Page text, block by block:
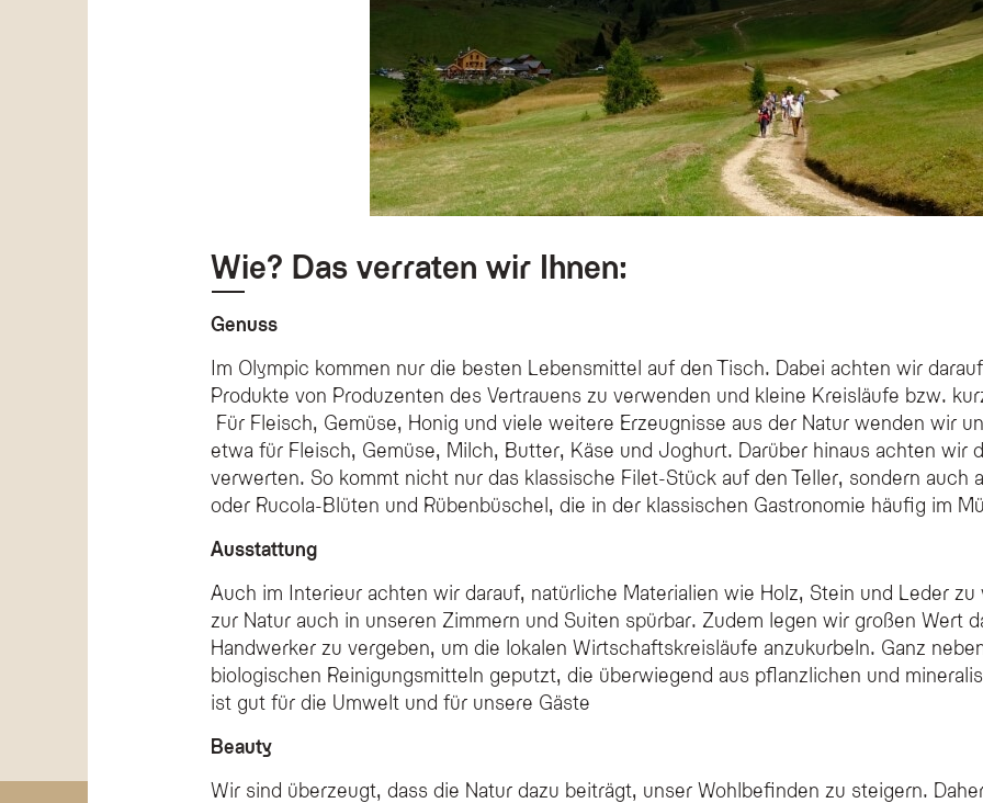
Wie? Das verraten wir Ihnen:
Genuss
Im Olympic kommen nur die besten Lebensmittel auf den Tisch. Dabei achten wir
Produkte von Produzenten des Vertrauens zu verwenden und kleine Kreisläufe bzw.
Für Fleisch, Gemüse, Honig und viele weitere Erzeugnisse aus der Natur wenden wir
etwa für Fleisch, Gemüse, Milch, Butter, Käse und Joghurt. Darüber hinaus achten wir
verwerten. So kommt nicht nur das klassische Filet-Stück auf den Teller, sondern auch
oder Rucola-Blüten und Rübenbüschel, die in der klassischen Gastronomie häufig im
Ausstattung
Auch im Interieur achten wir darauf, natürliche Materialien wie Holz, Stein und Leder
zur Natur auch in unseren Zimmern und Suiten spürbar. Zudem legen wir großen Wert
Handwerker zu vergeben, um die lokalen Wirtschaftskreisläufe anzukurbeln. Ganz
biologischen Reinigungsmitteln geputzt, die überwiegend aus pflanzlichen und
ist gut für die Umwelt und für unsere Gäste
Beauty
Wir sind überzeugt, dass die Natur dazu beiträgt, unser Wohlbefinden zu steigern.